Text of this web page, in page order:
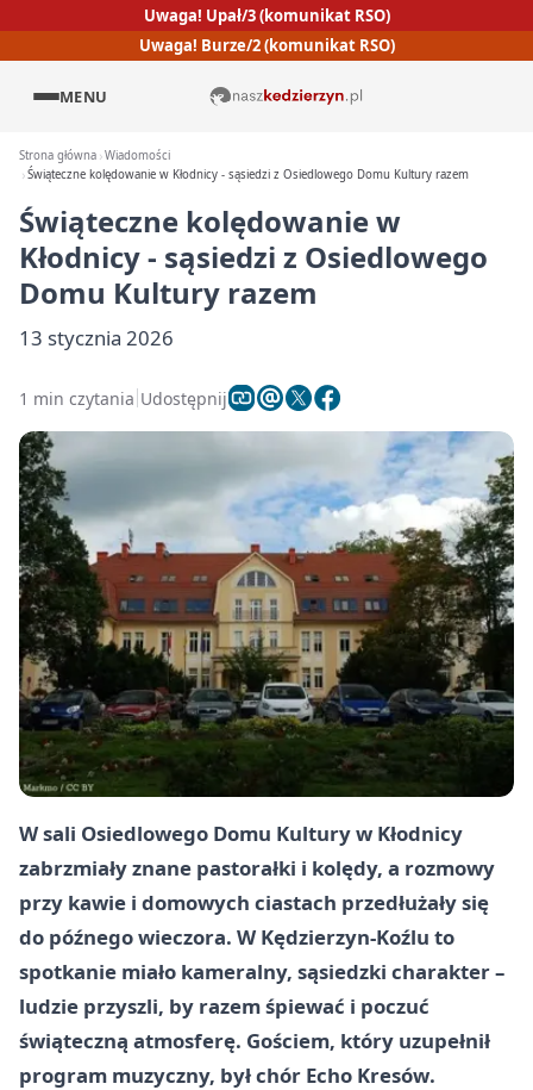
Uwaga! Upał/3 (komunikat RSO)
Uwaga! Burze/2 (komunikat RSO)
MENU
Strona główna Wiadomości
Świąteczne kolędowanie w Kłodnicy - sąsiedzi z Osiedlowego Domu Kultury razem
Świąteczne kolędowanie w
Kłodnicy - sąsiedzi z Osiedlowego
Domu Kultury razem
13 stycznia 2026
1 min czytania Udostępnij
W sali Osiedlowego Domu Kultury w Kłodnicy
zabrzmiały znane pastorałki i kolędy, a rozmowy
przy kawie i domowych ciastach przedłużały się
do późnego wieczora. W Kędzierzyn-Koźlu to
spotkanie miało kameralny, sąsiedzki charakter –
ludzie przyszli, by razem śpiewać i poczuć
świąteczną atmosferę. Gościem, który uzupełnił
program muzyczny, był chór Echo Kresów.